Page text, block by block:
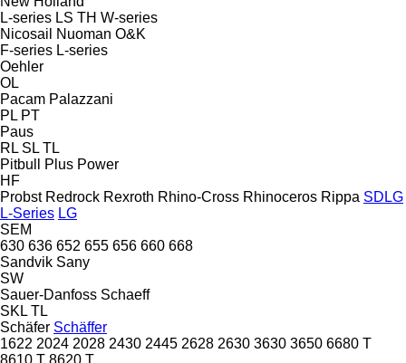
L-series LS TH W-series
Nicosail
Nuoman O&K
F-series L-series
Oehler
OL
Pacam Palazzani
PL PT
Paus
RL SL TL
Pitbull
Plus Power
HF
Probst Redrock Rexroth Rhino-Cross Rhinoceros Rippa SDLG
L-Series LG
SEM
630 636 652 655 656 660 668
Sandvik Sany
SW
Sauer-Danfoss Schaeff
SKL TL
Schäfer Schäffer
1622 2024 2028 2430 2445 2628 2630 3630 3650 6680 T
8610 T 8620 T